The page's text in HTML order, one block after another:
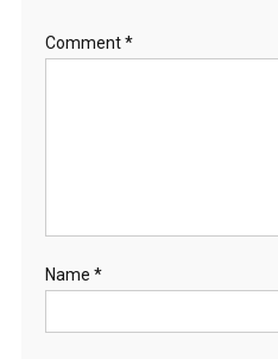
Comment*
Name *